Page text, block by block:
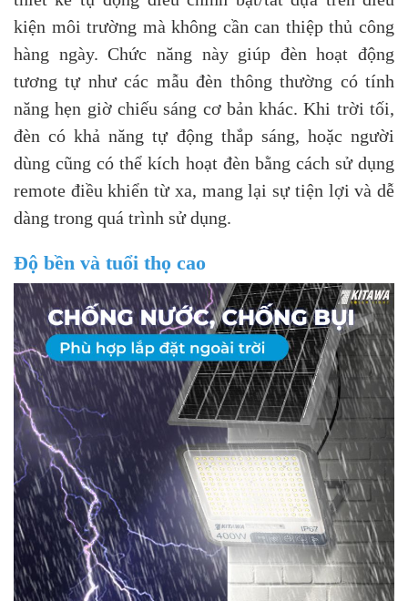
kiện môi trường mà không cần can thiệp thủ công
hàng ngày. Chức năng này giúp đèn hoạt động
tương tự như các mẫu đèn thông thường có tính
năng hẹn giờ chiếu sáng cơ bản khác. Khi trời tối,
đèn có khả năng tự động thắp sáng, hoặc người
dùng cũng có thể kích hoạt đèn bằng cách sử dụng
remote điều khiển từ xa, mang lại sự tiện lợi và dễ
dàng trong quá trình sử dụng.
Độ bền và tuổi thọ cao